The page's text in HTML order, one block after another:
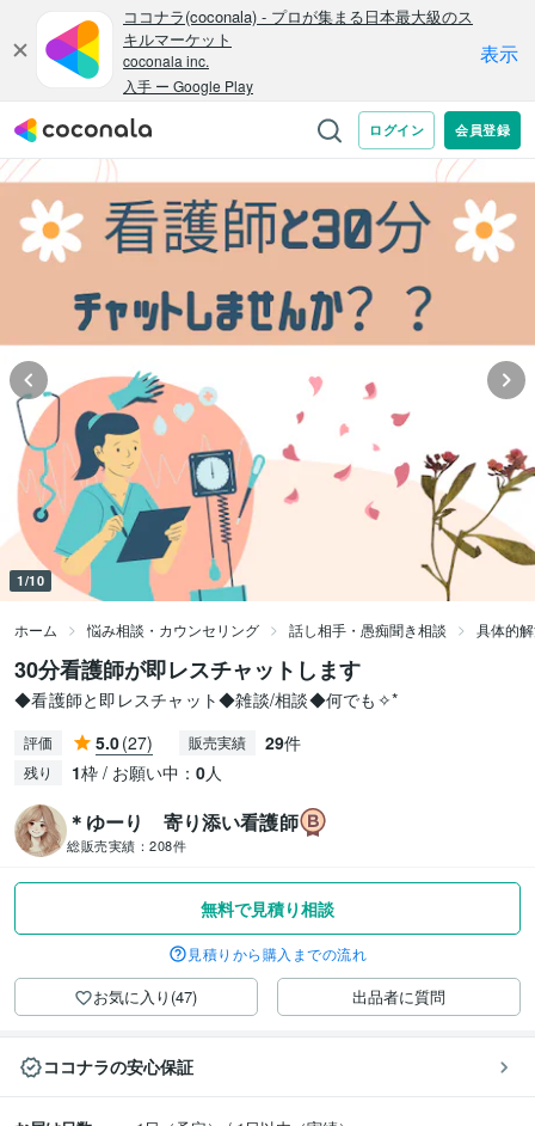
1/10
ホーム 悩み相談・カウンセリング 話し相手・愚痴聞き相談 具体的
30分看護師が即レスチャットします
◆看護師と即レスチャット◆雑談/相談◆何でも✧*
評価 5.0(27) 販売実績 29件
残り 1枠 / お願い中： 0人
＊ゆーり 寄り添い看護師
総販売実績： 208件
無料で見積り相談
見積りから購入までの流れ
お気に入り(47) 出品者に質問
ココナラの安心保証